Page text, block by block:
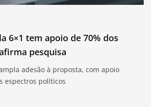
6×1 tem apoio de 70% dos
pesquisa
adesão à proposta, com apoio
espectros políticos